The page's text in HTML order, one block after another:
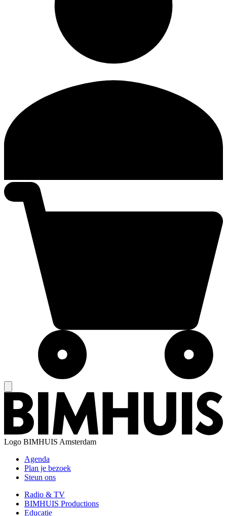
Logo BIMHUIS Amsterdam
Agenda
Plan je bezoek
Steun ons
Radio & TV
BIMHUIS Productions
Educatie